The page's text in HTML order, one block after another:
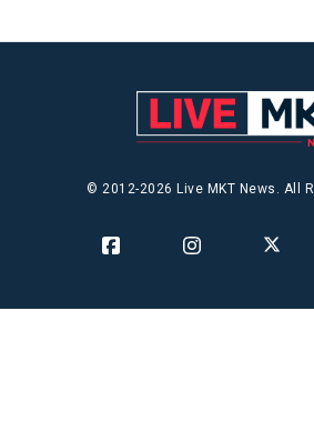
© 2012-2026 Live MKT News. All